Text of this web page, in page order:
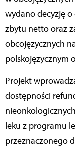
wydano decyzję
zbytu netto oraz
obcojęzycznych
polskojęzycznym
Projekt
dostępności
leku z programu
przeznaczonego